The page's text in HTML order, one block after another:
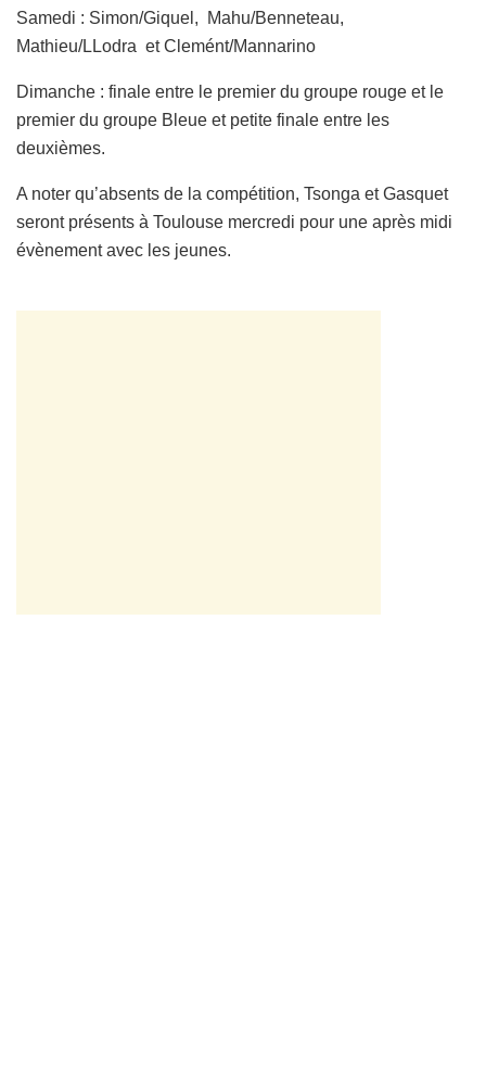
Samedi : Simon/Giquel, Mahu/Benneteau,
Mathieu/LLodra et Clemént/Mannarino
Dimanche : finale entre le premier du groupe rouge et le
premier du groupe Bleue et petite finale entre les
deuxièmes.
A noter qu’absents de la compétition, Tsonga et Gasquet
seront présents à Toulouse mercredi pour une après midi
évènement avec les jeunes.